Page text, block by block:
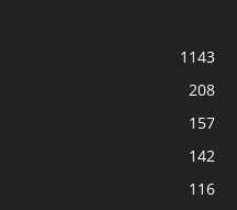
1143
208
157
142
116